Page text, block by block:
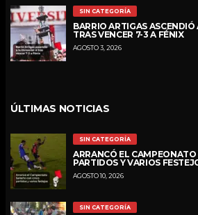
SIN CATEGORÍA
BARRIO ARTIGAS
TRAS VENCER 7-3 A FÉNIX
AGOSTO 3, 2026
ÚLTIMAS NOTICIAS
SIN CATEGORÍA
ARRANCÓ EL
PARTIDOS Y VARIOS
AGOSTO 10, 2026
SIN CATEGORÍA